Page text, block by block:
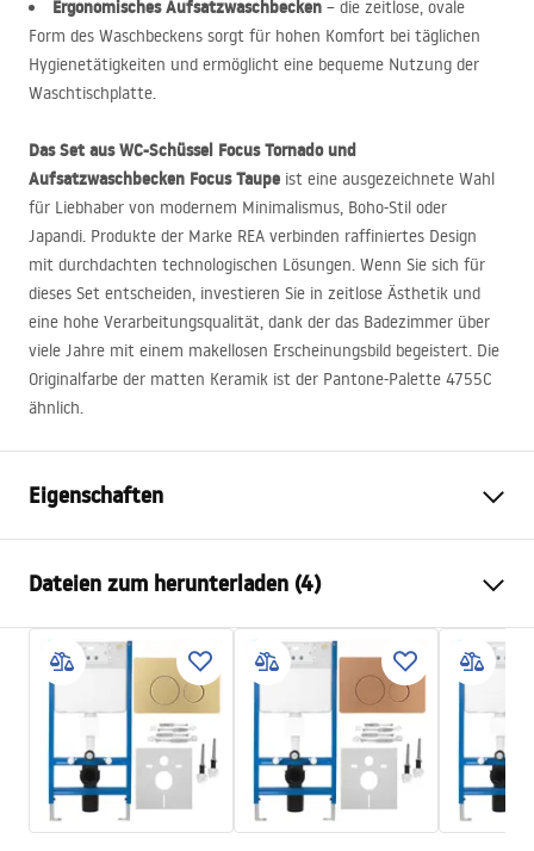
Ergonomisches Aufsatzwaschbecken – die zeitlose, ovale
Form des Waschbeckens sorgt für hohen Komfort bei täglichen
Hygienetätigkeiten und ermöglicht eine bequeme Nutzung der
Waschtischplatte.
Das Set aus WC-Schüssel Focus Tornado und
Aufsatzwaschbecken Focus Taupe ist eine ausgezeichnete Wahl
für Liebhaber von modernem Minimalismus, Boho-Stil oder
Japandi. Produkte der Marke REA verbinden raffiniertes Design
mit durchdachten technologischen Lösungen. Wenn Sie sich für
dieses Set entscheiden, investieren Sie in zeitlose Ästhetik und
eine hohe Verarbeitungsqualität, dank der das Badezimmer über
viele Jahre mit einem makellosen Erscheinungsbild begeistert. Die
Originalfarbe der matten Keramik ist der Pantone-Palette 4755C
ähnlich.
Eigenschaften
Spülsystem
Rimless Tornado
Farbe
Beige
Fertigstellung
Matt
Material
Sanitärkeramik
485
Breite
360mm
Höhe
mm
Dateien zum herunterladen (4)
Atest
ATEST-higieniczny.pdf
Installation instructions
instrukcja-montażu-misy-wc-video.mp4